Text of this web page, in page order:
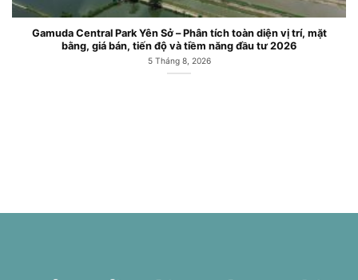
Căn hộ chung cư Gamuda Central Park Công viên Yên Sở Hoàng
Mai
6 Tháng 7, 2026